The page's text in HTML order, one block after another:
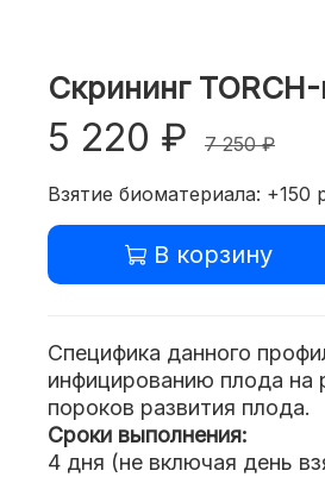
Скрининг
5 220 ₽ 7 250 ₽
Взятие биоматериала: +150
В корзину
Специфика данного
инфицированию плода на
пороков развития плода.
Сроки выполнения:
4 дня (не включая день